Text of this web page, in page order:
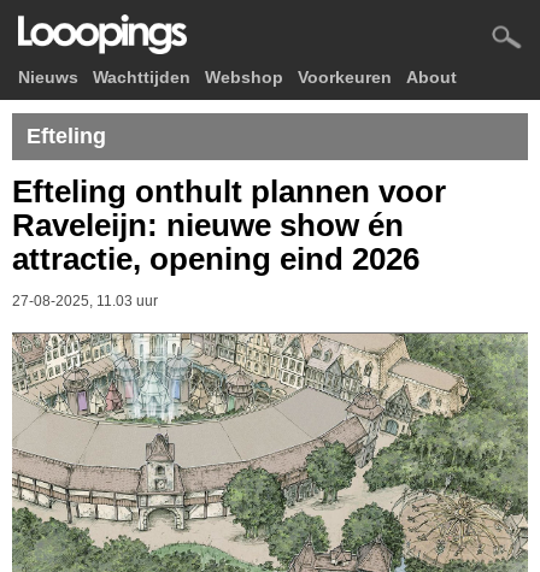
Nieuws Wachttijden Webshop Voorkeuren About
Efteling
Efteling onthult plannen voor
Raveleijn: nieuwe show én
attractie, opening eind 2026
27-08-2025, 11.03 uur